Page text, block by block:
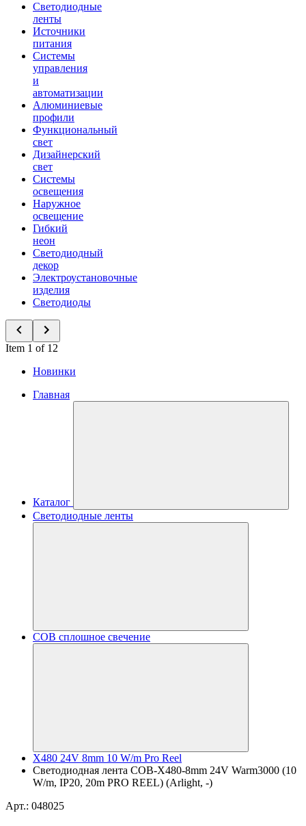
Светодиодные
ленты
Источники
питания
Системы
управления
и
автоматизации
Алюминиевые
профили
Функциональный
свет
Дизайнерский
свет
Системы
освещения
Наружное
освещение
Гибкий
неон
Светодиодный
декор
Электроустановочные
изделия
Светодиоды
Item 1 of 12
Новинки
Главная
Каталог
Светодиодные ленты
COB сплошное свечение
X480 24V 8mm 10 W/m Pro Reel
Светодиодная лента COB-X480-8mm 24V Warm3000 (10
W/m, IP20, 20m PRO REEL) (Arlight, -)
Арт.: 048025